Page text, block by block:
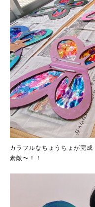
カラフルなちょうちょが完
素敵〜！！
人
#ラーメン#ショッピング#カ
#イベント#公園#教えたい／教
#教えたい/こんなの見つけた